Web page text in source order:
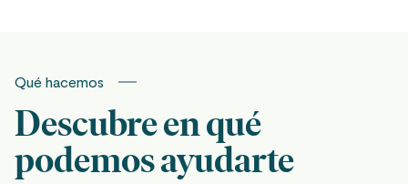
Qué hacemos
Descubre en qué
podemos ayudarte